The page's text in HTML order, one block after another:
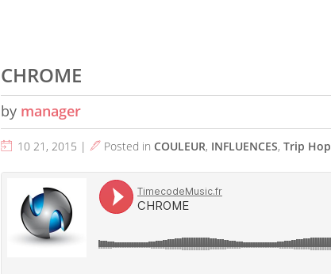
CHROME
by manager
10 21, 2015 | Posted in COULEUR, INFLUENCES, Trip Hop